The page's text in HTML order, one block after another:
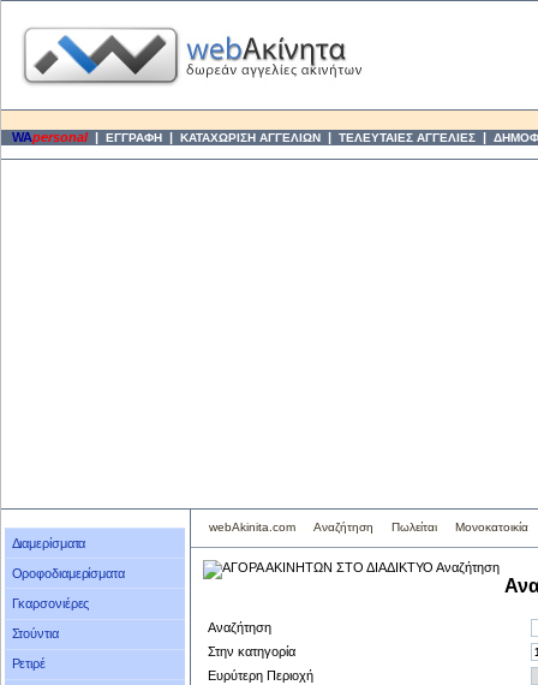
WApersonal | ΕΓΓΡΑΦΗ | ΚΑΤΑΧΩΡΙΣΗ ΑΓΓΕΛΙΩΝ | ΤΕΛΕΥΤΑΙΕΣ ΑΓΓΕΛΙΕΣ |
Διαμερίσματα
Οροφοδιαμερίσματα
Γκαρσονιέρες
Στούντια
Ρετιρέ
webAkinita.com Αναζήτηση Πωλείται Μονοκατοικία
Αναζήτηση
Στην κατηγορία
Ευρύτερη Περιοχή